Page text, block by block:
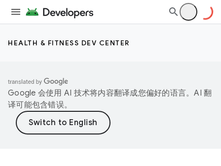
HEALTH & FITNESS DEV CENTER
Google 会使用 AI 技术将内容翻译成您偏好的语言。AI 翻
译可能包含错误。